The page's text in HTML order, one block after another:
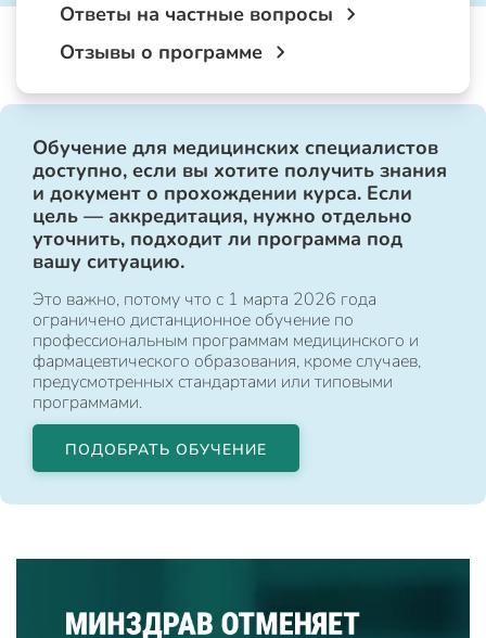
Ответы на частные вопросы
Отзывы о программе
Обучение для медицинских специалистов
доступно, если вы хотите получить знания
и документ о прохождении курса. Если
цель — аккредитация, нужно отдельно
уточнить, подходит ли программа под
вашу ситуацию.
Это важно, потому что с 1 марта 2026 года
ограничено дистанционное обучение по
профессиональным программам медицинского и
фармацевтического образования, кроме случаев,
предусмотренных стандартами или типовыми
программами.
ПОДОБРАТЬ ОБУЧЕНИЕ